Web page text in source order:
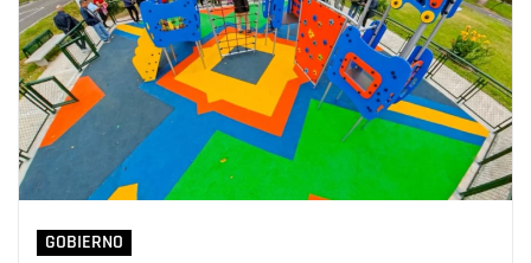
GOBIERNO